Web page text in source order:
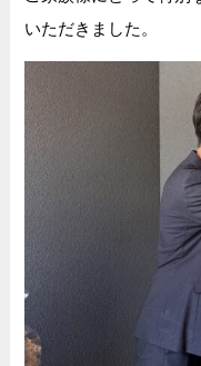
いただきました。